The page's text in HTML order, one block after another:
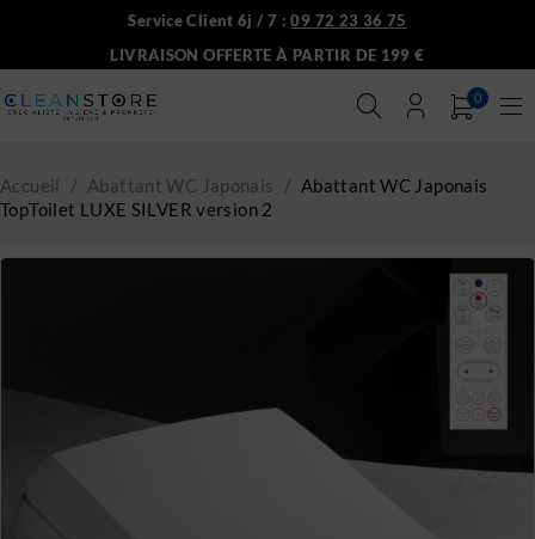
Service Client 6j / 7 :09 72 23 36 75
LIVRAISON OFFERTE À PARTIR DE 199 €
0
Accueil / Abattant WC Japonais / Abattant WC Japonais
TopToilet LUXE SILVER version 2